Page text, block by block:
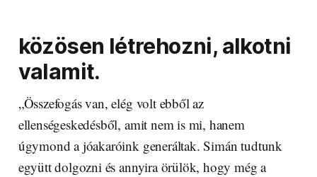
közösen létrehozni, alkotni
valamit.
„Összefogás van, elég volt ebből az
ellenségeskedésből, amit nem is mi, hanem
úgymond a jóakaróink generáltak. Simán tudtunk
együtt dolgozni és annyira örülök, hogy még a